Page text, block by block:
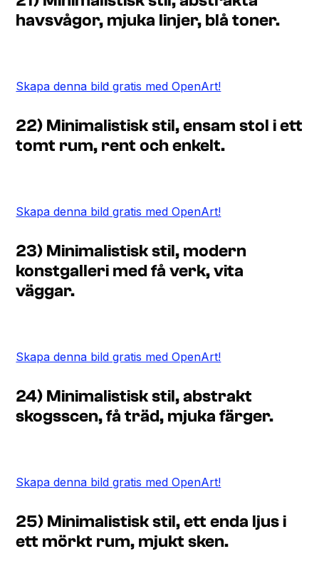
havsvågor, mjuka linjer, blå toner.
Skapa denna bild gratis med OpenArt!
22) Minimalistisk stil, ensam stol i ett
tomt rum, rent och enkelt.
Skapa denna bild gratis med OpenArt!
23) Minimalistisk stil, modern
konstgalleri med få verk, vita
väggar.
Skapa denna bild gratis med OpenArt!
24) Minimalistisk stil, abstrakt
skogsscen, få träd, mjuka färger.
Skapa denna bild gratis med OpenArt!
25) Minimalistisk stil, ett enda ljus i
ett mörkt rum, mjukt sken.